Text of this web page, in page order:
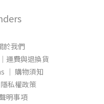
於我們
運費與退換貨
│ 購物須知
私權政策
明事項